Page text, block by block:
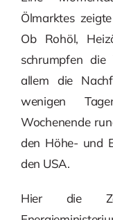
Ölmarktes
Ob Rohöl,
schrumpfen
allem die
wenigen
Wochenende
den Höhe- und
den USA.
Hier die